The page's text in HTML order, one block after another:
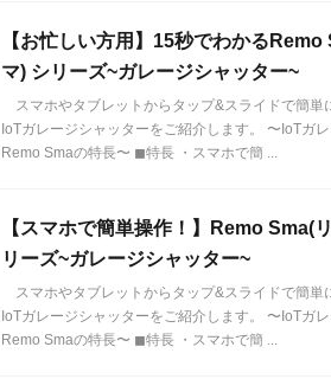
【お忙しい方用】15秒でわかるRemo
マ) シリーズ~ガレージシャッター~
スマホやタブレットからタップ&スライドで簡単
IoTガレージシャッターをご紹介します。 〜IoTガ
Remo Smaの特長〜 ◼︎特長 ・スマホで簡 ...
【スマホで簡単操作！】Remo Sma(
リーズ~ガレージシャッター~
スマホやタブレットからタップ&スライドで簡単
IoTガレージシャッターをご紹介します。 〜IoTガ
Remo Smaの特長〜 ◼︎特長 ・スマホで簡 ...